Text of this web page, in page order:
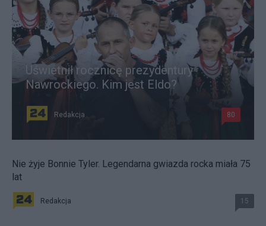
Uświetnił rocznicę prezydentury
Nawrockiego. Kim jest Eldo?
Redakcja 80
Nie żyje Bonnie Tyler. Legendarna gwiazda rocka miała 75
lat
Redakcja 15